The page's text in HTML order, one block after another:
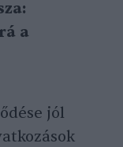
a
jól